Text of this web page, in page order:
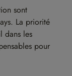
sont
La priorité
dans les
pour